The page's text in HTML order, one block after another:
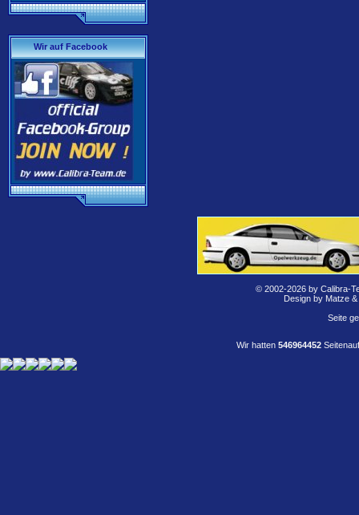
Wir auf Facebook
© 2002-2026 by Calibra-
Design by Matze
Seite
Wir hatten 546964452